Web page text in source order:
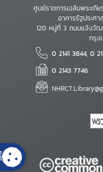
ศูนย์ราชการเฉลิมพระเ
อาคารรัฐประศ
120 หมู่ที่ 3 ถนนแจ้งวั
กรุง
0 2141 3844, 0
0 2143 7746